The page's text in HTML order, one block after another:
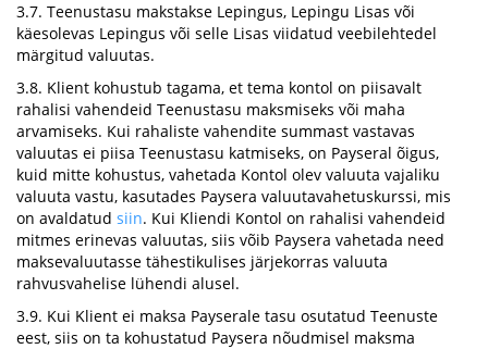
3.7. Teenustasu makstakse Lepingus, Lepingu Lisas või
käesolevas Lepingus või selle Lisas viidatud veebilehtedel
märgitud valuutas.
3.8. Klient kohustub tagama, et tema kontol on piisavalt
rahalisi vahendeid Teenustasu maksmiseks või maha
arvamiseks. Kui rahaliste vahendite summast vastavas
valuutas ei piisa Teenustasu katmiseks, on Payseral õigus,
kuid mitte kohustus, vahetada Kontol olev valuuta vajaliku
valuuta vastu, kasutades Paysera valuutavahetuskurssi, mis
on avaldatud siin. Kui Kliendi Kontol on rahalisi vahendeid
mitmes erinevas valuutas, siis võib Paysera vahetada need
maksevaluutasse tähestikulises järjekorras valuuta
rahvusvahelise lühendi alusel.
3.9. Kui Klient ei maksa Payserale tasu osutatud Teenuste
eest, siis on ta kohustatud Paysera nõudmisel maksma